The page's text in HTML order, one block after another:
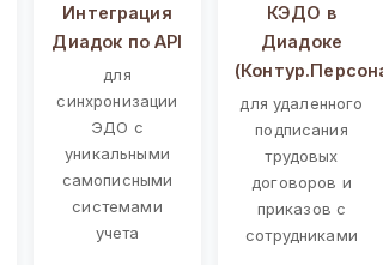
Интеграция
Диадок по API
для
синхронизации
ЭДО с
уникальными
самописными
системами
учета
КЭДО в
Диадоке
для удаленного
подписания
трудовых
договоров и
приказов с
сотрудниками